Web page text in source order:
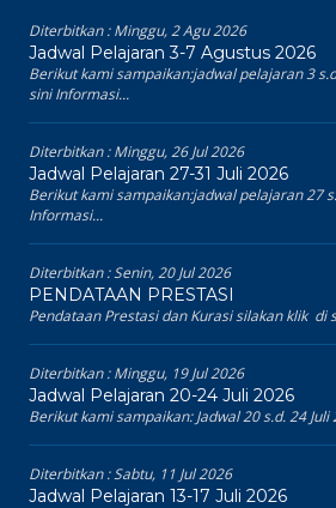
Diterbitkan :Minggu, 2 Agu 2026
Jadwal Pelajaran 3-7 Agustus 2026
Berikut kami sampaikan:jadwal pelajaran 3
sini Informasi...
Diterbitkan :Minggu, 26 Jul 2026
Jadwal Pelajaran 27-31 Juli 2026
Berikut kami sampaikan:jadwal pelajaran 27
Informasi...
Diterbitkan :Senin, 20 Jul 2026
PENDATAAN PRESTASI
Pendataan Prestasi dan Kurasi silakan klik di
Diterbitkan :Minggu, 19 Jul 2026
Jadwal Pelajaran 20-24 Juli 2026
Berikut kami sampaikan: Jadwal 20 s.d. 24 Juli
Diterbitkan :Sabtu, 11 Jul 2026
Jadwal Pelajaran 13-17 Juli 2026